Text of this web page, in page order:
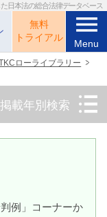
日本法の総合法律データベース
無料
トライアル
menu
Menu
ローライブラリー
載年別検索
例」コーナーか